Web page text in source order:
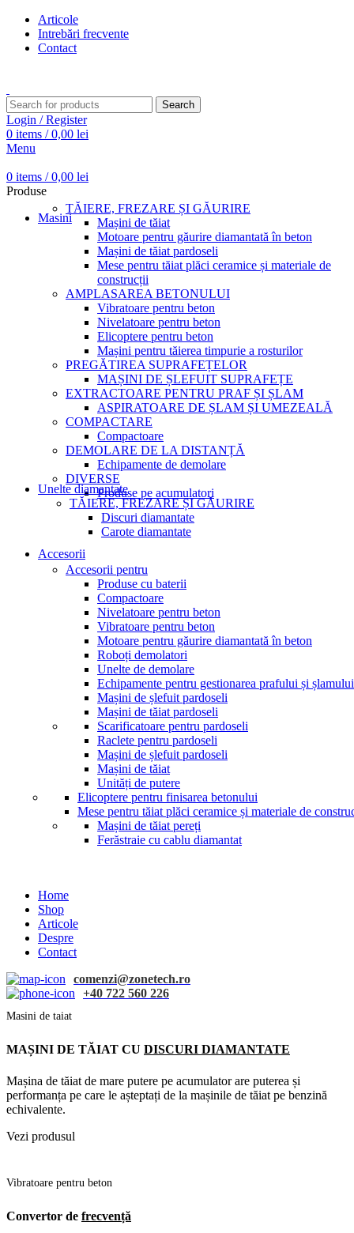
Articole
Intrebări frecvente
Contact
Search
Login / Register
0 items / 0,00 lei
Menu
0 items / 0,00 lei
Produse
Masini
TĂIERE, FREZARE ȘI GĂURIRE
Mașini de tăiat
Motoare pentru găurire diamantată în beton
Mașini de tăiat pardoseli
Mese pentru tăiat plăci ceramice și materiale de
construcții
AMPLASAREA BETONULUI
Vibratoare pentru beton
Nivelatoare pentru beton
Elicoptere pentru beton
Mașini pentru tăierea timpurie a rosturilor
PREGĂTIREA SUPRAFEȚELOR
MAȘINI DE ȘLEFUIT SUPRAFEȚE
EXTRACTOARE PENTRU PRAF ȘI ȘLAM
ASPIRATOARE DE ȘLAM ȘI UMEZEALĂ
COMPACTARE
Compactoare
DEMOLARE DE LA DISTANȚĂ
Echipamente de demolare
DIVERSE
Produse pe acumulatori
Unelte diamantate
TĂIERE, FREZARE ȘI GĂURIRE
Discuri diamantate
Carote diamantate
Accesorii
Accesorii pentru
Produse cu baterii
Compactoare
Nivelatoare pentru beton
Vibratoare pentru beton
Motoare pentru găurire diamantată în beton
Roboți demolatori
Unelte de demolare
Echipamente pentru gestionarea prafului și șlamului
Mașini de șlefuit pardoseli
Mașini de tăiat pardoseli
Scarificatoare pentru pardoseli
Raclete pentru pardoseli
Mașini de șlefuit pardoseli
Mașini de tăiat
Unități de putere
Elicoptere pentru finisarea betonului
Mese pentru tăiat plăci ceramice și materiale de
Mașini de tăiat pereți
Ferăstraie cu cablu diamantat
Home
Shop
Articole
Despre
Contact
comenzi@zonetech.ro
+40 722 560 226
Masini de taiat
MAȘINI DE TĂIAT CU DISCURI DIAMANTATE
Mașina de tăiat de mare putere pe acumulator are puterea și
performanța pe care le așteptați de la mașinile de tăiat pe benzină
echivalente.
Vezi produsul
Vibratoare pentru beton
Convertor de frecvență